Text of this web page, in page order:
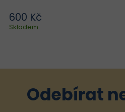
600 Kč
Skladem
Odebírat